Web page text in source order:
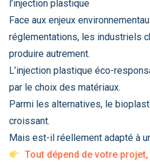
l’injection plastique
Face aux enjeux
réglementations, les industriels
produire autrement.
L’injection plastique éco-
par le choix des matériaux.
Parmi les alternatives, le
croissant.
Mais est-il réellement adapté à
Tout dépend de votre